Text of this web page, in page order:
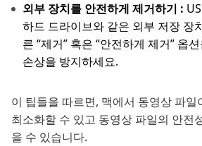
외부 장치를 안전하게 제거하기 :
하드 드라이브와 같은 외부 저장 장
른 “제거” 혹은 “안전하게 제거” 옵
손상을 방지하세요.
이 팁들을 따르면, 맥에서 동영상 파일
최소화할 수 있고 동영상 파일의 안전
을 수 있습니다.